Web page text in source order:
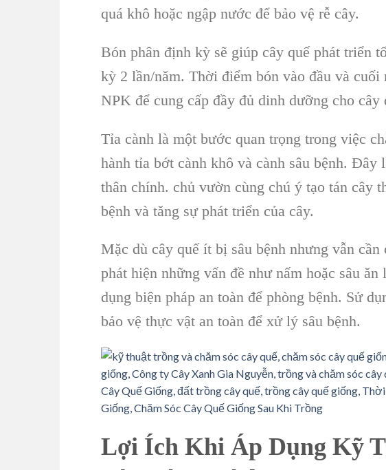
quá khô hoặc ngập nước để bảo vệ rễ cây.
Bón phân định kỳ sẽ giúp cây quế phát triển
kỳ 2 lần/năm. Thời điểm bón vào đầu và cuối
NPK để cung cấp đầy đủ dinh dưỡng cho cây
Tỉa cành là một bước quan trọng trong việc
hành tỉa bớt cành khô và cành sâu bệnh. Đây
thân chính. chủ vườn cùng chú ý tạo tán cây
bệnh và tăng sự phát triển của cây.
Mặc dù cây quế ít bị sâu bệnh nhưng vẫn
phát hiện những vấn đề như nấm hoặc sâu
dụng biện pháp an toàn để phòng bệnh. Sử
bảo vệ thực vật an toàn để xử lý sâu bệnh.
Lợi Ích Khi Áp Dụng Kỹ